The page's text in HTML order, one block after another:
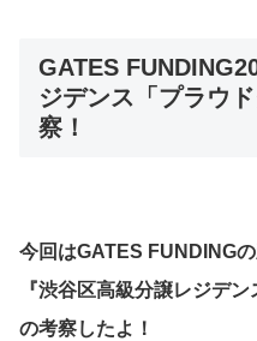
GATES
ジデンス「プラウ
察！
今回はGATES FUNDING
『渋谷区高級分譲レジデ
の考察したよ！